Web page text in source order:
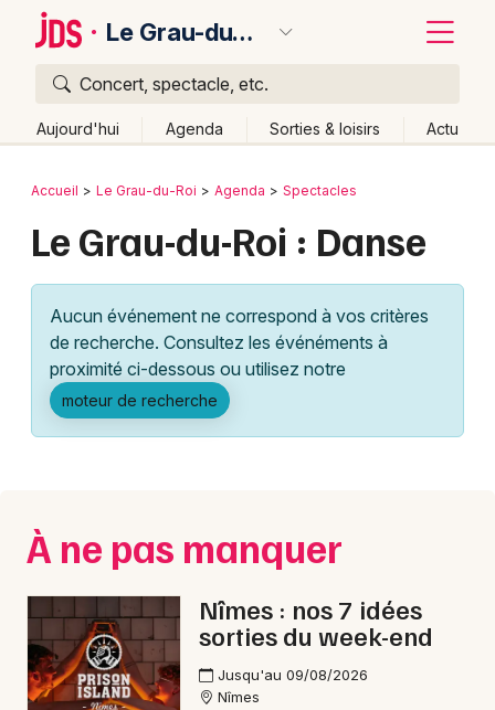
Le Grau-du-Roi
Concert, spectacle, etc.
Aujourd'hui Agenda Sorties & loisirs Actu
Publier un événement
Grands événements
Activité & Expérience
Manifestations
Spectacles
Concerts
Sports
Soirées
Bordeaux
Lille
Lyon
Marseille
Nantes
Nice
Paris
Strasbourg
Retour
Accueil Le Grau-du-Roi Agenda Spectacles
Le Grau-du-Roi : Danse
Aucun événement ne correspond à vos critères
de recherche. Consultez les événéments à
proximité ci-dessous ou utilisez notre
moteur de recherche
À ne pas manquer
Nîmes : nos 7 idées
sorties du week-end
Jusqu'au 09/08/2026
Nîmes
Quoi ?
Où ?
Languedoc-Roussillon
Partout
Près de moi
Quand ?
Effacer les dates